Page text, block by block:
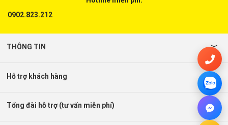
0902.823.212
THÔNG TIN
Hỗ trợ khách hàng
Tổng đài hỗ trợ (tư vấn miễn phí)